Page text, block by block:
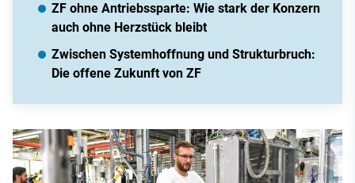
ZF ohne Antriebssparte: Wie stark der Konzern
auch ohne Herzstück bleibt
Zwischen Systemhoffnung und Strukturbruch:
Die offene Zukunft von ZF